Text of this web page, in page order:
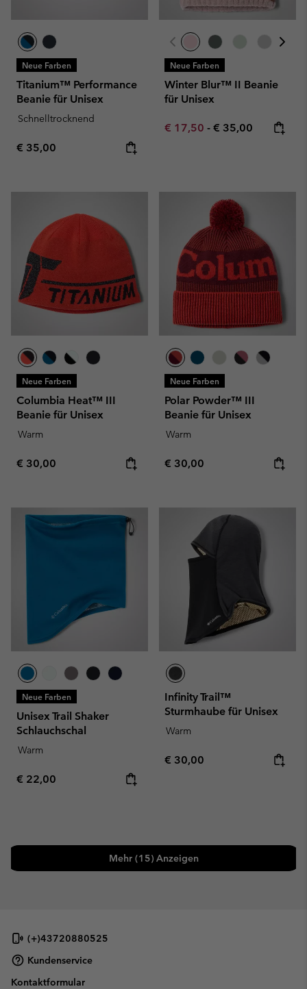
Neue Farben
Titanium™ Performance
Beanie für Unisex
Schnelltrocknend
Regular price:
€ 35,00
Neue Farben
Winter Blur™ II Beanie
für Unisex
Minimum sale price:
€ 17,50 - Maximum price:
€ 35,00
Neue Farben
Columbia Heat™ III
Beanie für Unisex
Warm
Regular price:
€ 30,00
Neue Farben
Polar Powder™ III
Beanie für Unisex
Warm
Regular price:
€ 30,00
Neue Farben
Unisex Trail Shaker
Schlauchschal
Warm
Regular price:
€ 22,00
Infinity Trail™
Sturmhaube für Unisex
Warm
Regular price:
€ 30,00
Mehr (15) Anzeigen
(+)43720880525
Kundenservice
Kontaktformular